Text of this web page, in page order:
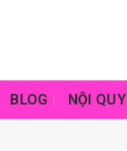
BLOG NỘI QUY